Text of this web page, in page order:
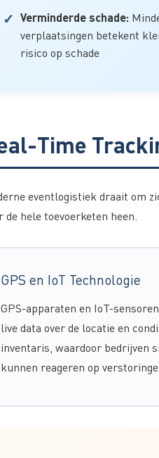
Verminderde schade:
verplaatsingen betekent
risico op schade
Time
eventlogistiek draait om
de hele toevoerketen heen.
GPS en IoT Technologie
GPS-apparaten en IoT-
live data over de locatie en
inventaris, waardoor bedrijven
kunnen reageren op